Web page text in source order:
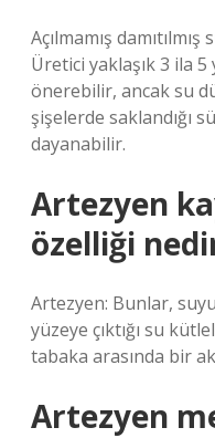
Açılmamış
Üretici yaklaşık 3 ila
önerebilir, ancak su
şişelerde saklandığı
dayanabilir.
Artezyen
özelliği
Artezyen: Bunlar,
yüzeye çıktığı su
tabaka arasında bir
Artezyen